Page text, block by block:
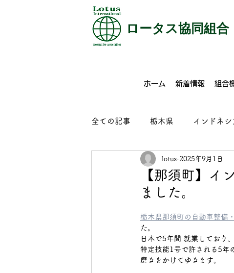
​ロータス協同組合
ホーム 新着情報 組合
全ての記事 栃木県 インドネシ
特定技能 介護 外食
コンクリート製品製造
真岡市 日光
【那須町】イ
ました。
lotus 2025年9月1日
栃木県那須町の自動車整備
た。
日本で5年間 就業しており
特定技能1号で許される5年
磨きをかけてゆきます。